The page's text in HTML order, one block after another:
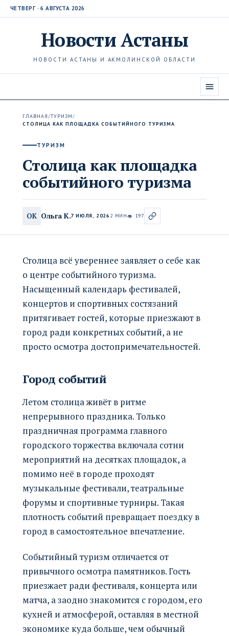
ЧЕТВЕРГ · 6 АВГУСТА 2026
НовостиАстаны
НОВОСТИ АСТАНЫ И АКМОЛИНСКОЙ ОБЛАСТИ
ГЛАВНАЯ/ТУРИЗМ/
СТОЛИЦА КАК ПЛОЩАДКА СОБЫТИЙНОГО ТУРИЗМА
ТУРИЗМ
Столица как площадка
событийного туризма
ОК Ольга К.7 ИЮЛЯ, 2026 2 МИН👁 197
Столица всё увереннее заявляет о себе как
о центре событийного туризма.
Насыщенный календарь фестивалей,
концертов и спортивных состязаний
притягивает гостей, которые приезжают в
город ради конкретных событий, а не
просто осмотра достопримечательностей.
Город событий
Летом столица живёт в ритме
непрерывного праздника. Только
праздничная программа главного
городского торжества включала сотни
мероприятий на десятках площадок, а
помимо неё в городе проходят
музыкальные фестивали, театральные
форумы и спортивные турниры. Такая
плотность событий превращает поездку в
город в самостоятельное впечатление.
Событийный туризм отличается от
привычного осмотра памятников. Гость
приезжает ради фестиваля, концерта или
матча, а заодно знакомится с городом, его
кухней и атмосферой, оставляя в местной
экономике куда больше, чем обычный